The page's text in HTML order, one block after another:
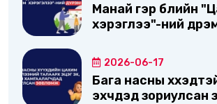
Манай гэр бүлийн
хэрэглээ"-ний
2026-06-17
Бага насны
эхчүүдэд